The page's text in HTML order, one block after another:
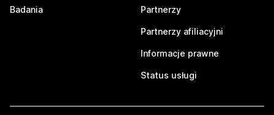
Badania Partnerzy
Partnerzy afiliacyjni
Informacje prawne
Status usługi